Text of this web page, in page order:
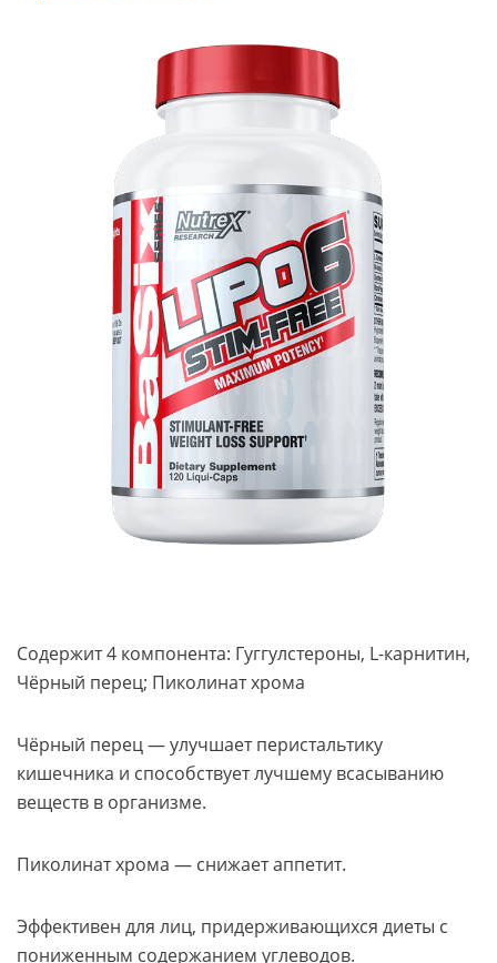
Содержит 4 компонента: Гуггулстероны, L-карнитин,
Чёрный перец; Пиколинат хрома
Чёрный перец — улучшает перистальтику
кишечника и способствует лучшему всасыванию
веществ в организме.
Пиколинат хрома — снижает аппетит.
Эффективен для лиц, придерживающихся диеты с
пониженным содержанием углеводов.